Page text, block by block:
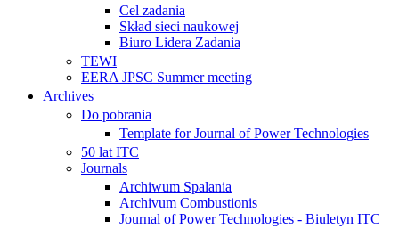
Cel zadania
Skład sieci naukowej
Biuro Lidera Zadania
TEWI
EERA JPSC Summer meeting
Archives
Do pobrania
Template for Journal of Power Technologies
50 lat ITC
Journals
Archiwum Spalania
Archivum Combustionis
Journal of Power Technologies - Biuletyn ITC